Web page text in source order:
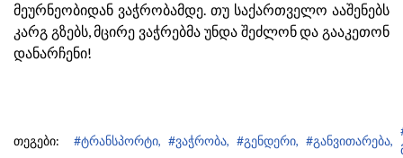
მეურნეობიდან ვაჭრობამდე. თუ საქართველო ააშენებს
კარგ გზებს, მცირე ვაჭრებმა უნდა შეძლონ და გააკეთონ
დანარჩენი!
თეგები: #ტრანსპორტი, #ვაჭრობა, #გენდერი, #განვითარება,